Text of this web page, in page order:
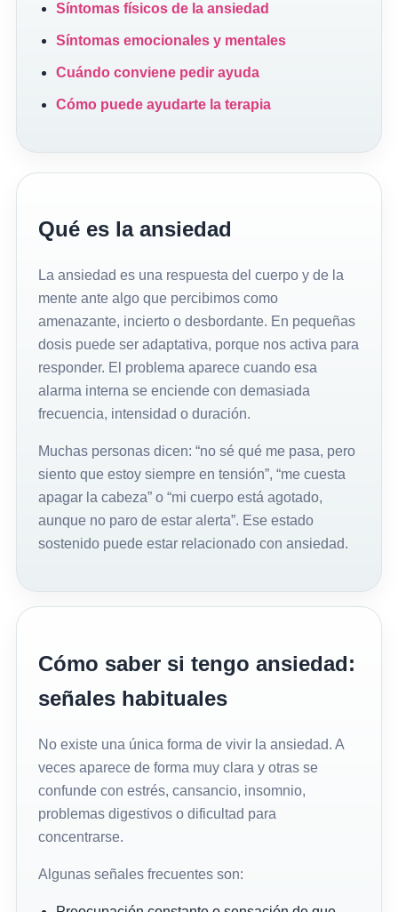
Síntomas físicos de la ansiedad
Síntomas emocionales y mentales
Cuándo conviene pedir ayuda
Cómo puede ayudarte la terapia
Qué es la ansiedad
La ansiedad es una respuesta del cuerpo y de la
mente ante algo que percibimos como
amenazante, incierto o desbordante. En pequeñas
dosis puede ser adaptativa, porque nos activa para
responder. El problema aparece cuando esa
alarma interna se enciende con demasiada
frecuencia, intensidad o duración.
Muchas personas dicen: “no sé qué me pasa, pero
siento que estoy siempre en tensión”, “me cuesta
apagar la cabeza” o “mi cuerpo está agotado,
aunque no paro de estar alerta”. Ese estado
sostenido puede estar relacionado con ansiedad.
Cómo saber si tengo ansiedad:
señales habituales
No existe una única forma de vivir la ansiedad. A
veces aparece de forma muy clara y otras se
confunde con estrés, cansancio, insomnio,
problemas digestivos o dificultad para
concentrarse.
Algunas señales frecuentes son: